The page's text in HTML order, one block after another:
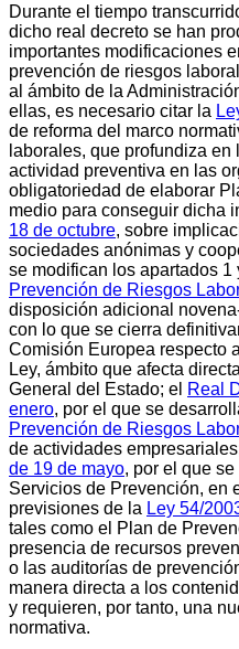
Durante el tiempo
dicho real decreto se han
importantes modificaciones
prevención de riesgos
al ámbito de la
ellas, es necesario citar la
de reforma del marco
laborales, que profundiza
actividad preventiva en las
obligatoriedad de elaborar
medio para conseguir dicha
18 de octubre, sobre
sociedades anónimas y
se modifican los apartados 1
Prevención de Riesgos
disposición adicional
con lo que se cierra
Comisión Europea respecto
Ley, ámbito que afecta
General del Estado; el Real
enero, por el que se
Prevención de Riesgos
de actividades
de 19 de mayo, por el que
Servicios de Prevención, en
previsiones de la Ley 54/
tales como el Plan de
presencia de recursos
o las auditorías de
manera directa a los
y requieren, por tanto, una
normativa.